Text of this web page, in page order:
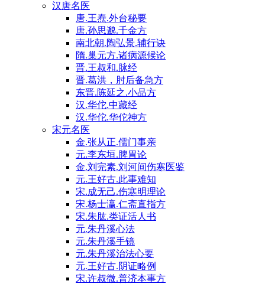
汉唐名医
唐.王焘.外台秘要
唐.孙思邈.千金方
南北朝.陶弘景.辅行诀
隋.巢元方.诸病源候论
晋.王叔和.脉经
晋.葛洪，肘后备急方
东晋.陈延之.小品方
汉.华佗.中藏经
汉.华佗.华佗神方
宋元名医
金.张从正.儒门事亲
元.李东垣.脾胃论
金.刘完素.刘河间伤寒医鉴
元.王好古.此事难知
宋.成无己.伤寒明理论
宋.杨士瀛.仁斋直指方
宋.朱肱.类证活人书
元.朱丹溪心法
元.朱丹溪手镜
元.朱丹溪治法心要
元.王好古.阴证略例
宋.许叔微.普济本事方